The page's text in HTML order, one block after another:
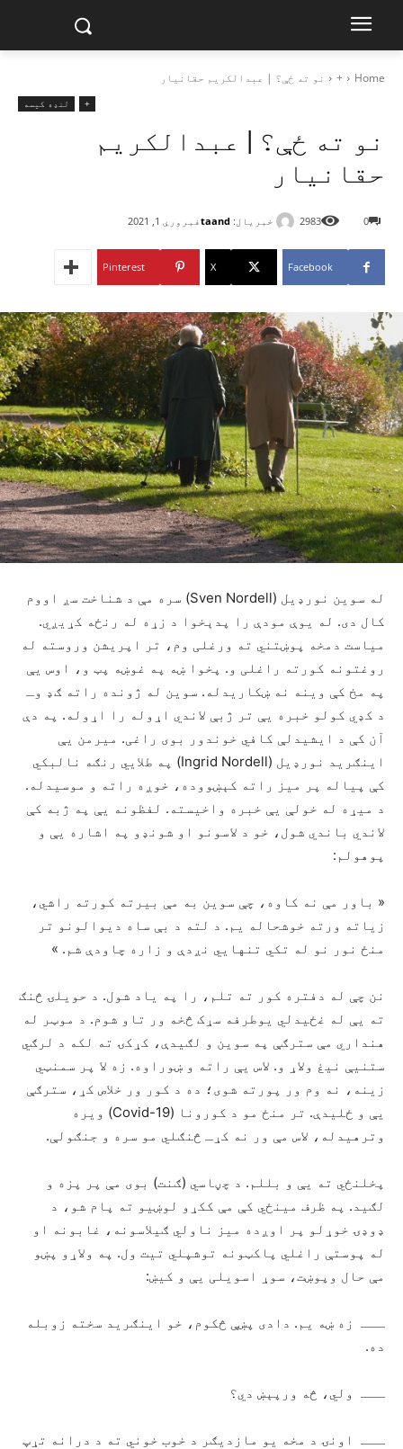
Home
+ نو ته ځې؟ | عبدالکریم حقانیار
+ لنډه کیسه
نو ته ځې؟ | عبدالکریم
حقانیار
خبریال: taandفبروري 1, 2021 0
2983
Facebook
X
Pinterest
له سوین نورډیل (Sven Nordell) سره مې د شناخت سږ اووم
کال دی. له یوې مودې را پدېخوا د زړه له رنځه کړیږي.
میاست دمخه پوښتني ته ورغلی وم، تر اپریشن وروسته له
روغتونه کورته راغلی و. پخوا ښه په غوښه پټ و، اوس یې
په مخ کې وینه نه ښکاريدله. سوین له ژونده راته ګډ وـ
د کډي کولو خبره یې تر ژبې لاندي اړوله را اړوله. په دې
آن کې د ایشیدلې کافي خوندور بوی راغی. میرمن یې
اینګرید نورډیل (Ingrid Nordell) په طلایي رنګه نالبکي
کې پیاله پر میز راته کېښووده، خوږه راته و موسیدله.
د میړه له خولې یې خبره واخیسته. لفظونه يې په ژبه کې
لاندي باندي شول، خو د لاسونو او شونډو په اشاره یې و
پوهولم:
« باور مې نه کاوه، چې سوین به مې بیرته کورته راشي،
زیاته ورته خوشحاله یم. د لته د بې ساه دیوالونو تر
منځ نور نو له تکي تنهايي نږدې و زاره چاودې شم. »
نن چې له دفتره کور ته تلم، را په یاد شول. د حویلۍ څنګ
ته يې له غځیدلي یوطرفه سړک څخه ور تاو شوم. د موټر له
هنداري مې سترګې په سوین و لګیدې، کړکۍ ته لکه د لرګي
ستنيې نیغ ولاړ و. لاس یې راته و ښوراوه. زه لا پر سمنټي
زینه، نه وم ور پورته شوی؛ ده د کور ور خلاص کړ، سترګې
یې و ځلیدې. تر منځ مو د کورونا (Covid-19) ویره
وترهیدله، لاس مې ور نه کړـ څنګلي مو سره و جنګولې.
پخلنځي ته یې و بللم. د چڼاسي (ګنت) بوی مې پر پزه و
لګید. په ظرف مینځي کې مې ککړو لوښیو ته پام شو، د
ډوډۍ خوړلو پر اوږده میز ناولي ګیلاسونه، غابونه او
له پوستې راغلي پاکټونه توشپلي تیت ول. په ولاړو پښو
مې حال وپوښت، سوړ اسویلی یې و کیښ:
ـــ زه ښه یم. دادی پښې څکوم، خو اینګرید سخته زوبله
ده.
ـــ ولي، څه ورپېښ دي؟
ـــ اونۍ د مخه یو مازدیګر د خوب خوني ته د درانه تړپ